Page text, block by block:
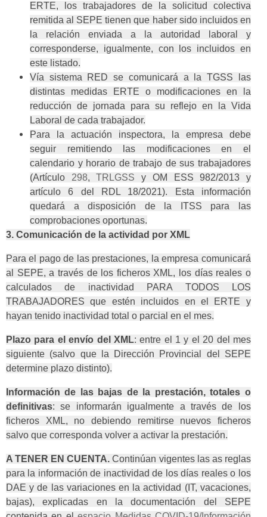
ERTE, los trabajadores de la solicitud colectiva
remitida al SEPE tienen que haber sido incluidos en
la relación enviada a la autoridad laboral y
corresponderse, igualmente, con los incluidos en
este listado.
Vía sistema RED se comunicará a la TGSS las
distintas medidas ERTE o modificaciones en la
reducción de jornada para su reflejo en la Vida
Laboral de cada trabajador.
Para la actuación inspectora, la empresa debe
seguir remitiendo las modificaciones en el
calendario y horario de trabajo de sus trabajadores
(Artículo 298,TRLGSS y OM ESS 982/2013 y
artículo 6 del RDL 18/2021). Esta información
quedará a disposición de la ITSS para las
comprobaciones oportunas.
3. Comunicación de la actividad por XML
Para el pago de las prestaciones, la empresa comunicará
al SEPE, a través de los ficheros XML, los días reales o
calculados de inactividad PARA TODOS LOS
TRABAJADORES que estén incluidos en el ERTE y
hayan tenido inactividad total o parcial en el mes.
Plazo para el envío del XML: entre el 1 y el 20 del mes
siguiente (salvo que la Dirección Provincial del SEPE
determine plazo distinto).
Información de las bajas de la prestación, totales o
definitivas: se informarán igualmente a través de los
ficheros XML, no debiendo remitirse nuevos ficheros
salvo que corresponda volver a activar la prestación.
A TENER EN CUENTA.Continúan vigentes las as reglas
para la información de inactividad de los días reales o los
DAE y de las variaciones en la actividad (IT, vacaciones,
bajas), explicadas en la documentación del SEPE